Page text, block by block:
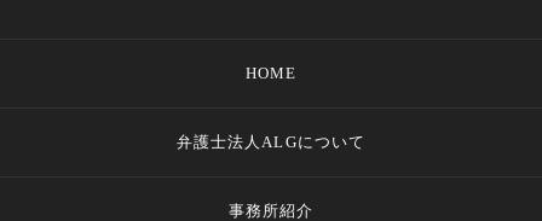
HOME
弁護士法人ALGについて
事務所紹介